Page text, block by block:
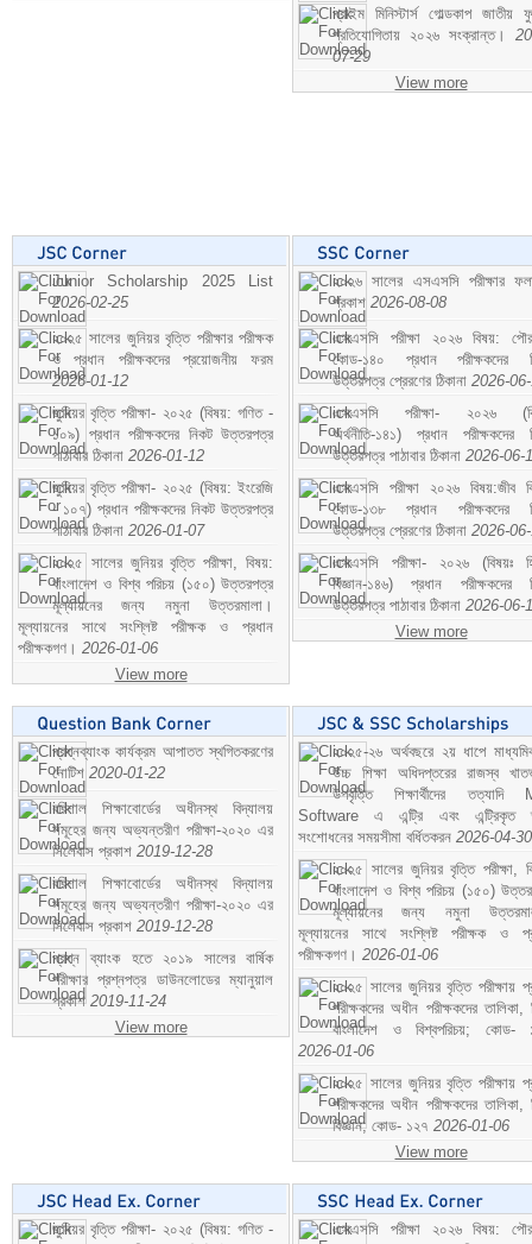
প্রাইম মিনিস্টার্স গোল্ডকাপ জাতীয়
প্রতিযোগিতায় ২০২৬ সংক্রান্ত।
07-29
View more
Junior Scholarship 2025 List
2026-02-25
২০২৫ সালের জুনিয়র বৃত্তি পরীক্ষার পরীক্ষক
ও প্রধান পরীক্ষকদের প্রয়োজনীয় ফরম
2026-01-12
জুনিয়র বৃত্তি পরীক্ষা- ২০২৫ (বিষয়: গণিত -
১০৯) প্রধান পরীক্ষকদের নিকট উত্তরপত্র
পাঠাবার ঠিকানা 2026-01-12
জুনিয়র বৃত্তি পরীক্ষা- ২০২৫ (বিষয়: ইংরেজি
- ১০৭) প্রধান পরীক্ষকদের নিকট উত্তরপত্র
পাঠাবার ঠিকানা 2026-01-07
২০২৫ সালের জুনিয়র বৃত্তি পরীক্ষা, বিষয়:
বাংলাদেশ ও বিশ্ব পরিচয় (১৫০) উত্তরপত্র
মূল্যায়নের জন্য নমুনা উত্তরমালা।
মূল্যায়নের সাথে সংশ্লিষ্ট পরীক্ষক ও প্রধান
পরীক্ষকগণ। 2026-01-06
View more
২০২৬ সালের এসএসসি পরীক্ষার
প্রকাশ 2026-08-08
এসএসসি পরীক্ষা ২০২৬ বিষয়:
কোড-১৪০ প্রধান পরীক্ষকদের
উত্তরপত্র প্রেরণের ঠিকানা 2026-
এসএসসি পরীক্ষা- ২০২৬
অর্থনীতি-১৪১) প্রধান পরীক্ষকদের
উত্তরপত্র পাঠাবার ঠিকানা 2026-06-
এসএসসি পরীক্ষা ২০২৬ বিষয়:জীব
কোড-১৩৮ প্রধান পরীক্ষকদের
উত্তরপত্র প্রেরণের ঠিকানা 2026-
এসএসসি পরীক্ষা- ২০২৬ (বিষয়ঃ
বিজ্ঞান-১৪৬) প্রধান পরীক্ষকদের
উত্তরপত্র পাঠাবার ঠিকানা 2026-06-
View more
প্রশ্নব্যাংক কার্যক্রম আপাতত স্থগিতকরণের
নোটিশ 2020-01-22
বরিশাল শিক্ষাবোর্ডের অধীনস্থ বিদ্যালয়
সমূহের জন্য অভ্যন্তরীণ পরীক্ষা-২০২০ এর
সিলেবাস প্রকাশ 2019-12-28
বরিশাল শিক্ষাবোর্ডের অধীনস্থ বিদ্যালয়
সমূহের জন্য অভ্যন্তরীণ পরীক্ষা-২০২০ এর
সিলেবাস প্রকাশ 2019-12-28
প্রশ্ন ব্যাংক হতে ২০১৯ সালের বার্ষিক
পরীক্ষার প্রশ্নপত্র ডাউনলোডের ম্যানুয়াল
প্রকাশ 2019-11-24
View more
২০২৫-২৬ অর্থবছরে ২য় ধাপে
উচ্চ শিক্ষা অধিদপ্তরের রাজস্ব
উপবৃত্তি শিক্ষার্থীদের তত্যাদি
Software এ এন্ট্রি এবং এন্ট্রিকৃত
সংশোধনের সময়সীমা বর্ধিতকরন 2026-04-30
২০২৫ সালের জুনিয়র বৃত্তি পরীক্ষা,
বাংলাদেশ ও বিশ্ব পরিচয় (১৫০)
মূল্যায়নের জন্য নমুনা
মূল্যায়নের সাথে সংশ্লিষ্ট পরীক্ষক ও
পরীক্ষকগণ। 2026-01-06
২০২৫ সালের জুনিয়র বৃত্তি পরীক্ষায়
পরীক্ষকদের অধীন পরীক্ষকদের তালিকা,
বাংলাদেশ ও বিশ্বপরিচয়; কোড-
2026-01-06
২০২৫ সালের জুনিয়র বৃত্তি পরীক্ষায়
পরীক্ষকদের অধীন পরীক্ষকদের তালিকা,
বিজ্ঞান; কোড- ১২৭ 2026-01-06
View more
জুনিয়র বৃত্তি পরীক্ষা- ২০২৫ (বিষয়: গণিত -
এসএসসি পরীক্ষা ২০২৬ বিষয়: